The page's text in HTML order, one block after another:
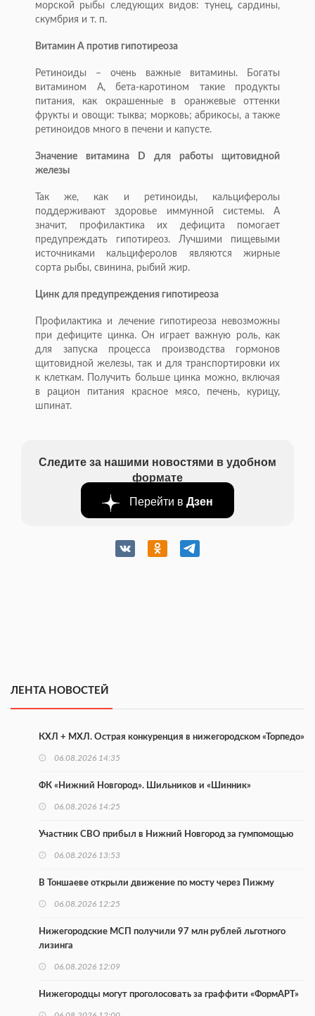
морской рыбы следующих видов: тунец, сардины,
скумбрия и т. п.
Витамин А против гипотиреоза
Ретиноиды – очень важные витамины. Богаты
витамином А, бета-каротином такие продукты
питания, как окрашенные в оранжевые оттенки
фрукты и овощи: тыква; морковь; абрикосы, а также
ретиноидов много в печени и капусте.
Значение витамина D для работы щитовидной
железы
Так же, как и ретиноиды, кальциферолы
поддерживают здоровье иммунной системы. А
значит, профилактика их дефицита помогает
предупреждать гипотиреоз. Лучшими пищевыми
источниками кальциферолов являются жирные
сорта рыбы, свинина, рыбий жир.
Цинк для предупреждения гипотиреоза
Профилактика и лечение гипотиреоза невозможны
при дефиците цинка. Он играет важную роль, как
для запуска процесса производства гормонов
щитовидной железы, так и для транспортировки их
к клеткам. Получить больше цинка можно, включая
в рацион питания красное мясо, печень, курицу,
шпинат.
Следите за нашими новостями в удобном
формате
Перейти в Дзен
ЛЕНТА НОВОСТЕЙ
КХЛ + МХЛ. Острая конкуренция в нижегородском «Торпедо»
06.08.2026 14:35
ФК «Нижний Новгород». Шильников и «Шинник»
06.08.2026 14:25
Участник СВО прибыл в Нижний Новгород за гумпомощью
06.08.2026 13:53
В Тоншаеве открыли движение по мосту через Пижму
06.08.2026 12:25
Нижегородские МСП получили 97 млн рублей льготного
лизинга
06.08.2026 12:09
Нижегородцы могут проголосовать за граффити «ФормАРТ»